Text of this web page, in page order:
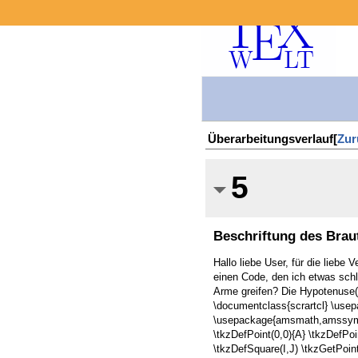
Überarbeitungsverlauf[
5
Beschriftung des
Hallo liebe User, für die liebe
einen Code, den ich etwas
Arme greifen? Die
\documentclass{scrartcl}
\tkzDefPoint(0,0){A}
\tkzDefSquare(I,J)